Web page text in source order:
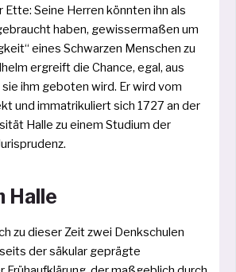
Seine Herren könn­ten ihn als
haben, gewis­ser­ma­ßen um
eines Schwarzen Menschen zu
ergreift die Chance, egal, aus
ihm gebo­ten wird. Er wird vom
und imma­tri­ku­liert sich 1727 an der
Halle zu einem Studium der
Halle
zu die­ser Zeit zwei Denkschulen
der säku­lar gepräg­te